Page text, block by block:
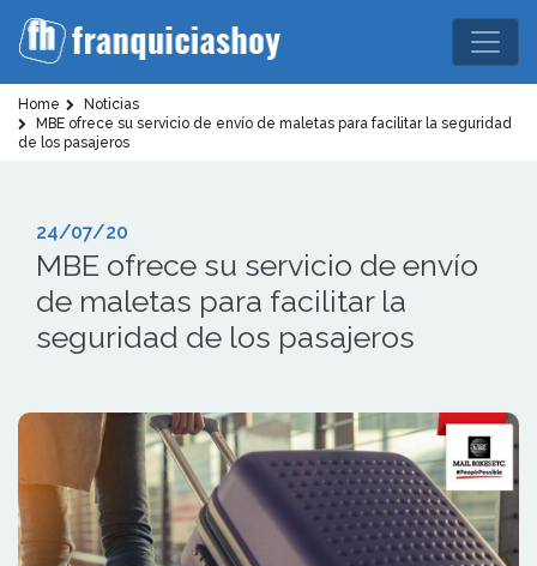
Home
Noticias
MBE ofrece su servicio de envío de maletas para facilitar la seguridad
de los pasajeros
24/07/20
MBE ofrece su servicio de envío
de maletas para facilitar la
seguridad de los pasajeros